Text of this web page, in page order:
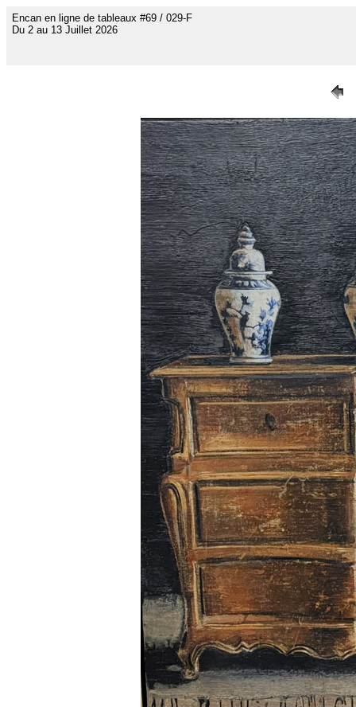
Encan en ligne de tableaux #69 / 029-F
Du 2 au 13 Juillet 2026